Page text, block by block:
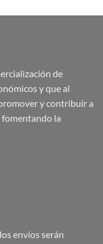
de
y que al
y contribuir a
la
envíos serán